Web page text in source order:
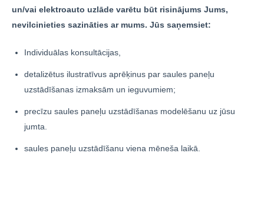
un/vai elektroauto uzlāde varētu būt risinājums Jums,
nevilcinieties sazināties ar mums. Jūs saņemsiet:
Individuālas konsultācijas,
detalizētus ilustratīvus aprēķinus par saules paneļu
uzstādīšanas izmaksām un ieguvumiem;
precīzu saules paneļu uzstādīšanas modelēšanu uz jūsu
jumta.
saules paneļu uzstādīšanu viena mēneša laikā.